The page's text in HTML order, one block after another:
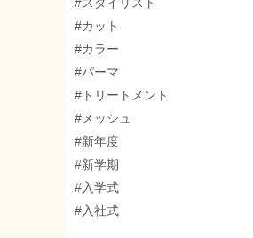
#カット
#カラー
#パーマ
#トリートメント
#メッシュ
#新年度
#新学期
#入学式
#入社式